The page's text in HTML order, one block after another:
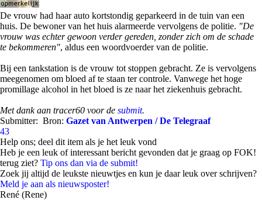
De vrouw had haar auto kortstondig geparkeerd in de tuin van een
huis. De bewoner van het huis alarmeerde vervolgens de politie. "De
vrouw was echter gewoon verder gereden, zonder zich om de schade
te bekommeren", aldus een woordvoerder van de politie.
Bij een tankstation is de vrouw tot stoppen gebracht. Ze is vervolgens
meegenomen om bloed af te staan ter controle. Vanwege het hoge
promillage alcohol in het bloed is ze naar het ziekenhuis gebracht.
Met dank aan tracer60 voor de submit.
Submitter: Bron: Gazet van Antwerpen / De Telegraaf
43
Help ons; deel dit item als je het leuk vond
Heb je een leuk of interessant bericht gevonden dat je graag op FOK!
terug ziet? Tip ons dan via de submit!
Zoek jij altijd de leukste nieuwtjes en kun je daar leuk over schrijven?
Meld je aan als nieuwsposter!
René (Rene)